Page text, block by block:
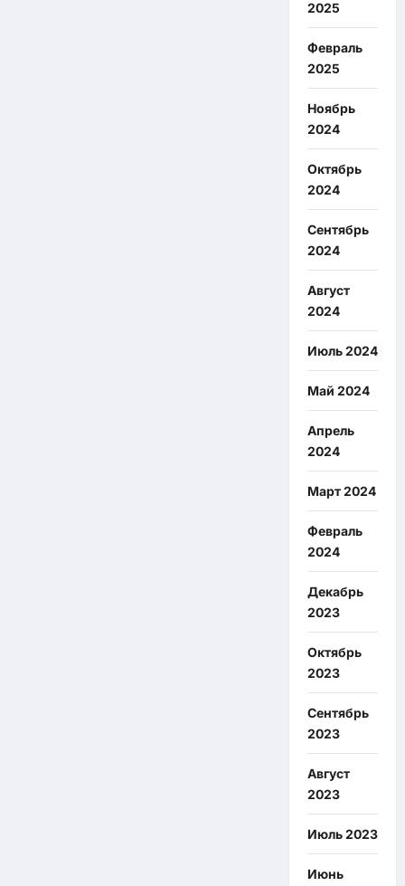
2025
Февраль
2025
Ноябрь
2024
Октябрь
2024
Сентябрь
2024
Август
2024
Июль 2024
Май 2024
Апрель
2024
Март 2024
Февраль
2024
Декабрь
2023
Октябрь
2023
Сентябрь
2023
Август
2023
Июль 2023
Июнь